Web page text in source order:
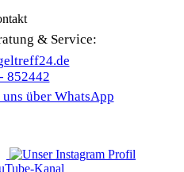
& Service:
852442